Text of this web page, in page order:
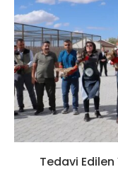
Tedavi Edilen